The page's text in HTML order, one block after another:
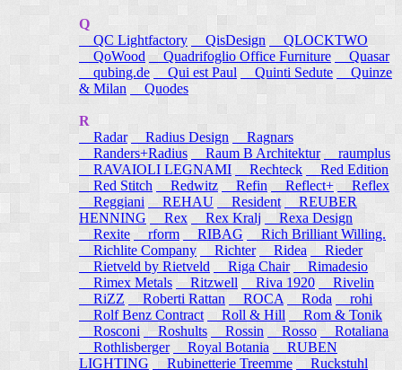
Q
QC Lightfactory
QisDesign
QLOCKTWO
QoWood Quadrifoglio Office Furniture
Quasar
qubing.de
Qui est Paul Quinti Sedute
Quinze
& Milan
Quodes
R
Radar
Radius Design
Ragnars
Randers+Radius
Raum B Architektur raumplus
RAVAIOLI LEGNAMI
Rechteck
Red Edition
Red Stitch
Redwitz Refin Reflect+
Reflex
Reggiani
REHAU Resident
REUBER
HENNING
Rex Rex Kralj
Rexa Design
Rexite
rform RIBAG
Rich Brilliant Willing.
Richlite Company
Richter Ridea
Rieder
Rietveld by Rietveld
Riga Chair
Rimadesio
Rimex Metals
Ritzwell Riva 1920
Rivelin
RiZZ
Roberti Rattan ROCA Roda
rohi
Rolf Benz Contract
Roll & Hill
Rom & Tonik
Rosconi Roshults Rossin Rosso
Rotaliana
Rothlisberger
Royal Botania
RUBEN
LIGHTING
Rubinetterie Treemme
Ruckstuhl